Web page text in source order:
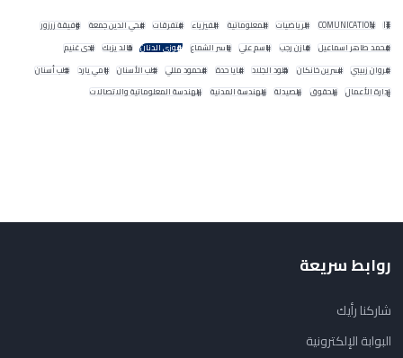
IT
COMUNICATION الرياضيات المعلوماتية الفيزياء متفرقات محي الدين جمعة وفيقة زرزور
محمد طاهر اسماعيل مازن رجب باسم علي ياسر الشماع فوزي الدنان خالد يزبك ندى غنيم
مروان زبيبي نسرين خانكان خلود الجلاد مايا حدة محمود مللي طب الأسنان رامي يارد طب أسنان
إدارة الأعمال الحقوق الصيدلة الهندسة المدنية الهندسة المعلوماتية والاتصالات
روابط سريعة
شاركنا رأيك
البوابة الإلكترونية